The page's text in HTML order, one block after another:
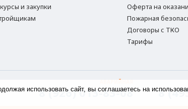
и закупки
Оферта на
Пожарная
Договоры с ТКО
Тарифы
АВАРИЙНАЯ
8 (926) 013-83-08 8
использовать сайт, вы соглашаетесь на